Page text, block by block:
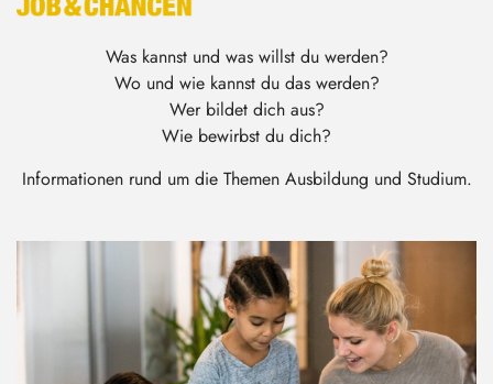
Was kannst und was willst du werden?
Wo und wie kannst du das werden?
Wer bildet dich aus?
Wie bewirbst du dich?
Informationen rund um die Themen Ausbildung und Studium.